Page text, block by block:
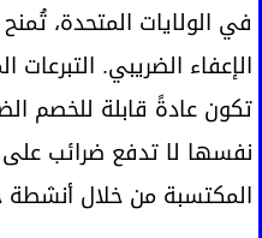
في الولايات المتحدة،
الإعفاء الضريبي.
تكون عادةً قابلة للخصم
نفسها لا تدفع ضرائب على
المكتسبة من خلال أنشطة